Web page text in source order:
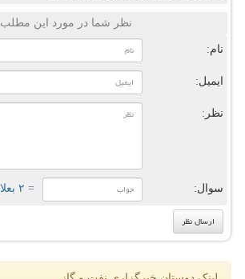
نظر شما در مورد این مطلب
نام:
ایمیل:
نظر:
سوال: = ۲ بعلاوه ۴